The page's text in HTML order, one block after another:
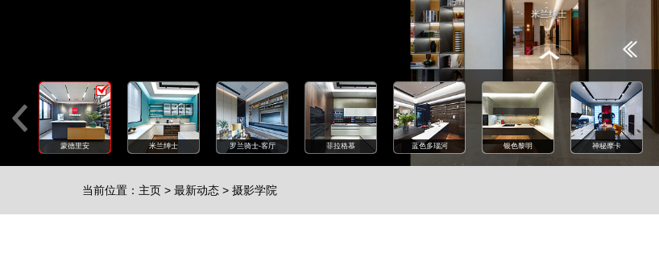
当前位置： 主页 > 最新动态 > 摄影学院